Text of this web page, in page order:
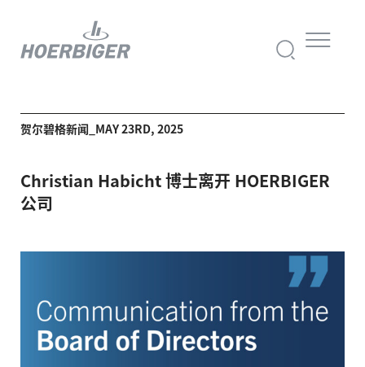
贺尔碧格新闻_MAY 23RD, 2025
Christian Habicht 博士离开 HOERBIGER
公司